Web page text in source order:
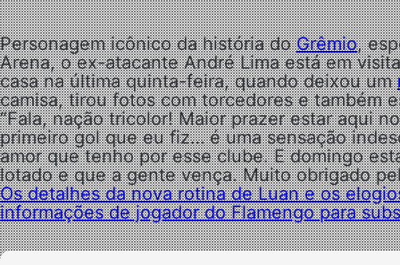
Personagem icônico da história doGrêmio,
Arena, o ex-atacante André Lima está em
casa na última quinta-feira, quando deixou um
camisa, tirou fotos com torcedores e também
“Fala, nação tricolor! Maior prazer estar aqui
primeiro gol que eu fiz… é uma sensação
amor que tenho por esse clube. E domingo
lotado e que a gente vença. Muito obrigado
Os detalhes da nova rotina de Luan e os
informações de jogador do Flamengo para